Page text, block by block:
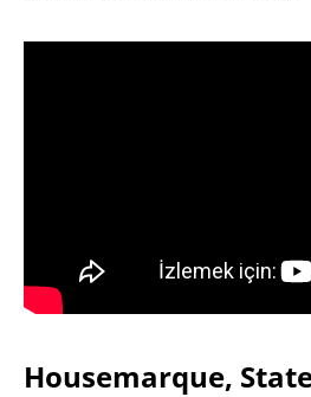
Housemarque,